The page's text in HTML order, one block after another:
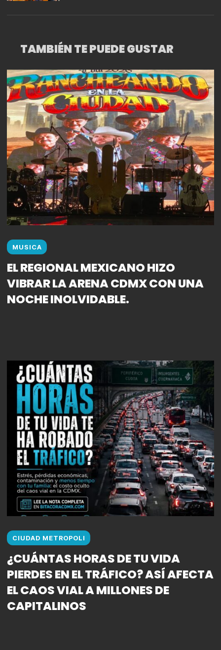
TAMBIÉN TE PUEDE GUSTAR
MUSICA
EL REGIONAL MEXICANO HIZO
VIBRAR LA ARENA CDMX CON UNA
NOCHE INOLVIDABLE.
CIUDAD METROPOLI
¿CUÁNTAS HORAS DE TU VIDA
PIERDES EN EL TRÁFICO? ASÍ AFECTA
EL CAOS VIAL A MILLONES DE
CAPITALINOS